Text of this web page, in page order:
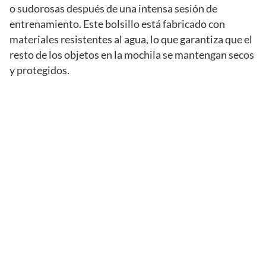
o sudorosas después de una intensa sesión de
entrenamiento. Este bolsillo está fabricado con
materiales resistentes al agua, lo que garantiza que el
resto de los objetos en la mochila se mantengan secos
y protegidos.